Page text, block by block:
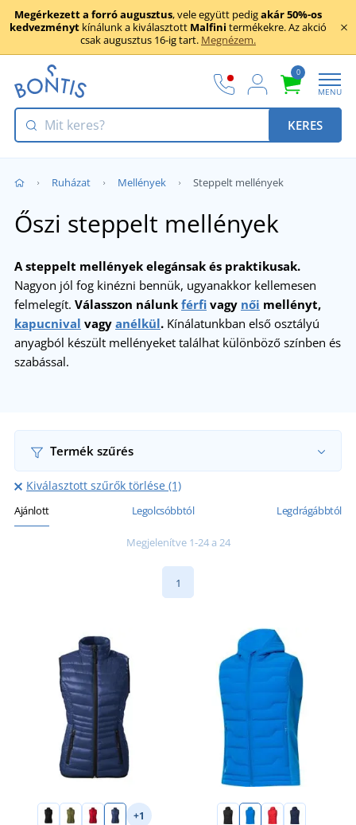
Megérkezett a forró augusztus, vele együtt pedigakár 50%-os
kedvezményt kínálunk a kiválasztott Malfini termékekre. Az akció
csak augusztus 16-ig tart. Megnézem.
0
MENU
KERES
Ruházat Mellények Steppelt mellények
Őszi steppelt mellények
A steppelt mellények elegánsak és praktikusak.
Nagyon jól fog kinézni bennük, ugyanakkor kellemesen
felmelegít. Válasszon nálunk férfi vagy női mellényt,
kapucnival vagy anélkül. Kínálatunkban első osztályú
anyagból készült mellényeket találhat különböző színben és
szabással.
Termék szűrés
Kiválasztott szűrők törlése (1)
Ajánlott Legolcsóbbtól Legdrágábbtól
Megjelenítve 1-24 a 24
1
+1